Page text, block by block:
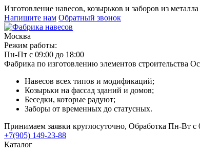
Изготовление навесов, козырьков и заборов из
Напишите нам Обратный звонок
Москва
Режим работы:
Пн-Пт с 09:00 до 18:00
Фабрика по изготовлению элементов строительства
Навесов всех типов и модификаций;
Козырьки на фассад зданий и домов;
Беседки, которые радуют;
Заборы от временных до статусных.
Принимаем заявки круглосуточно, Обработка Пн-Вт с
+7(905) 149-23-88
Каталог